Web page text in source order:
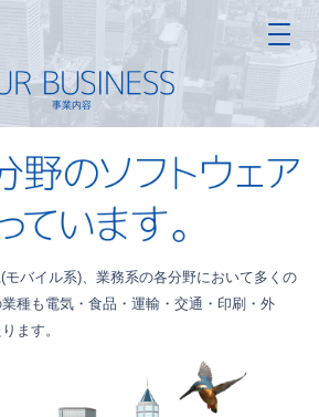
事業内容
バイル系)、業務系の各分野において多くの
種も 電気・食品・運輸・交通・印刷・外
ます。